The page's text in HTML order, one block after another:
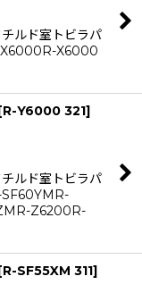
ルド室トビラパ
X6000R-X6000
R-Y6000 321]
ルド室トビラパ
SF60YMR-
Z6200R-
R-SF55XM 311]